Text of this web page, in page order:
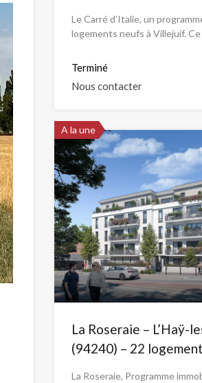
Le Carré d’Italie, un
logements neufs à Villejuif.
Terminé
Nous contacter
A la une
La Roseraie – L’Haÿ-
(94240) – 22
La Roseraie, Programme